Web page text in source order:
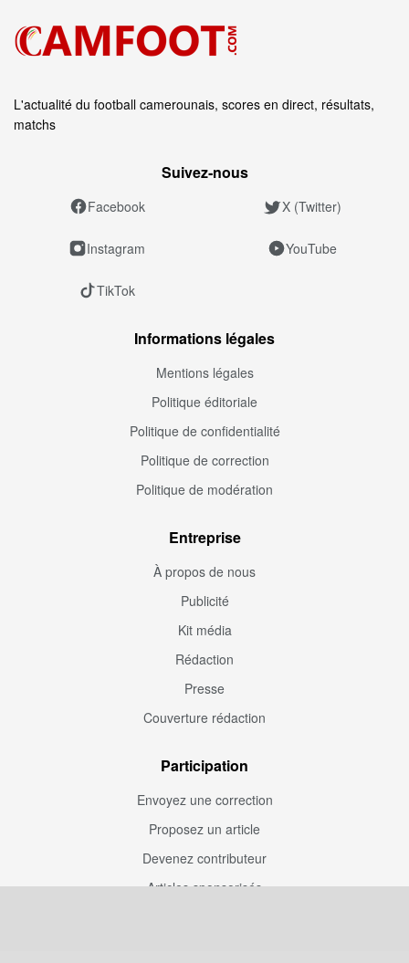
L'actualité du football camerounais, scores en direct, résultats,
matchs
Suivez‑nous
Facebook X (Twitter)
Instagram YouTube
TikTok
Informations légales
Mentions légales
Politique éditoriale
Politique de confidentialité
Politique de correction
Politique de modération
Entreprise
À propos de nous
Publicité
Kit média
Rédaction
Presse
Couverture rédaction
Participation
Envoyez une correction
Proposez un article
Devenez contributeur
Articles sponsorisés